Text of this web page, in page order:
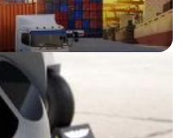
et la connaissance
technologies